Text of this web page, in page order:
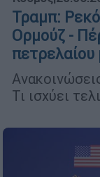
Τραμπ:
Ορμούζ -
Τι ισχύει